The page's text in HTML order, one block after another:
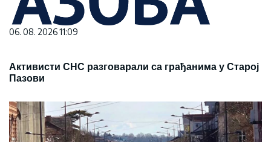
06. 08. 2026 11:09
Активисти СНС разговарали са грађанима у Старој
Пазови